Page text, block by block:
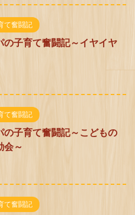
て奮闘記
の子育て奮闘記～イヤイヤ
て奮闘記
の子育て奮闘記～こどもの
会～
て奮闘記